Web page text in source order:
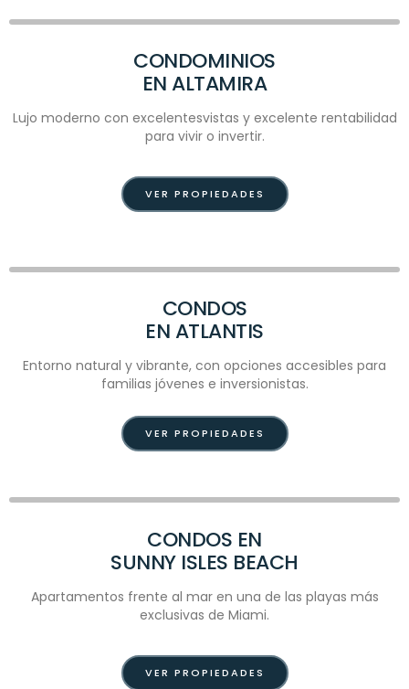
CONDOMINIOS
EN ALTAMIRA
Lujo moderno con excelentesvistas y excelente rentabilidad
para vivir o invertir.
VER PROPIEDADES
CONDOS
EN ATLANTIS
Entorno natural y vibrante, con opciones accesibles para
familias jóvenes e inversionistas.
VER PROPIEDADES
CONDOS EN
SUNNY ISLES BEACH
Apartamentos frente al mar en una de las playas más
exclusivas de Miami.
VER PROPIEDADES